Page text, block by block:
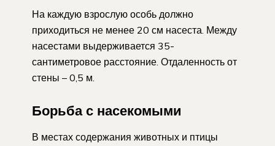
На каждую взрослую особь должно
приходиться не менее 20 см насеста. Между
насестами выдерживается 35-
сантиметровое расстояние. Отдаленность от
стены – 0,5 м.
Борьба с насекомыми
В местах содержания животных и птицы